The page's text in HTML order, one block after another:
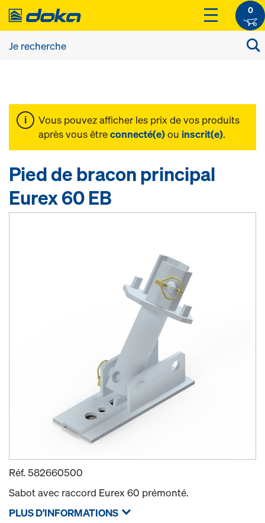
0
Vous pouvez afficher les prix de vos produits
après vous êtreconnecté(e)ou inscrit(e).
Pied de bracon principal
Eurex 60 EB
Réf. 582660500
Sabot avec raccord Eurex 60 prémonté.
PLUS D'INFORMATIONS